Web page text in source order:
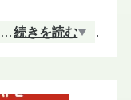
ツサンドが近鉄
kintetsu-rs.c
…続きを読む